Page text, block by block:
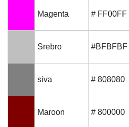
Magenta # FF00FF
Srebro #BFBFBF
siva # 808080
Maroon # 800000